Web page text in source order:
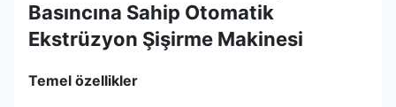
Basıncına Sahip Otomatik
Ekstrüzyon Şişirme Makinesi
Temel özellikler